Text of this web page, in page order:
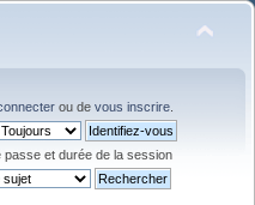
ou de vous inscrire
passe et durée de la session